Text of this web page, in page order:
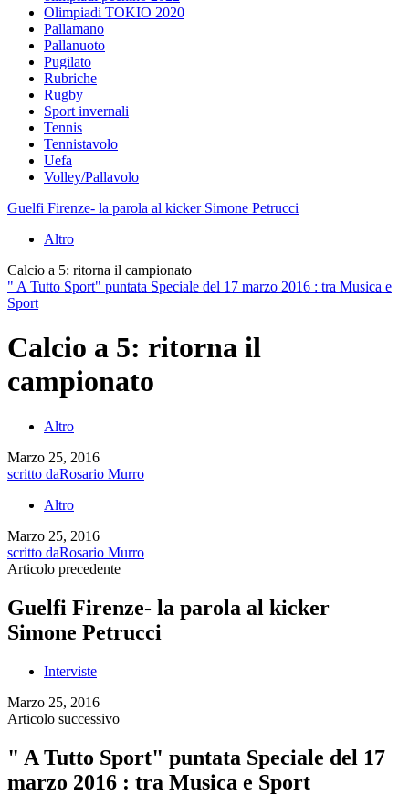
Olimpiadi TOKIO 2020
Pallamano
Pallanuoto
Pugilato
Rubriche
Rugby
Sport invernali
Tennis
Tennistavolo
Uefa
Volley/Pallavolo
Guelfi Firenze- la parola al kicker Simone Petrucci
Altro
Calcio a 5: ritorna il campionato
" A Tutto Sport" puntata Speciale del 17 marzo 2016 : tra Musica e
Sport
Calcio a 5: ritorna il
campionato
Altro
Marzo 25, 2016
scritto daRosario Murro
Altro
Marzo 25, 2016
scritto daRosario Murro
Articolo precedente
Guelfi Firenze- la parola al kicker
Simone Petrucci
Interviste
Marzo 25, 2016
Articolo successivo
" A Tutto Sport" puntata Speciale del 17
marzo 2016 : tra Musica e Sport